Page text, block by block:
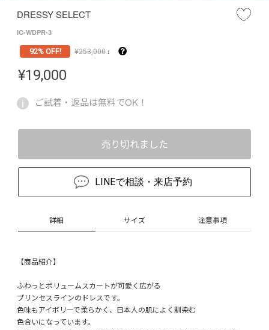
DRESSY SELECT
IC-WDPR-3
¥253,000↓
92% OFF!
¥19,000
ご試着・返品は無料でOK！
売り切れました
LINEで相談・来店予約
詳細 サイズ 注意事項
【商品紹介】
ふわっとボリュームスカートが可愛く広がる
プリンセスラインのドレスです。
色味もアイボリーで柔らかく、日本人の肌によく馴染む
色合いになっています。